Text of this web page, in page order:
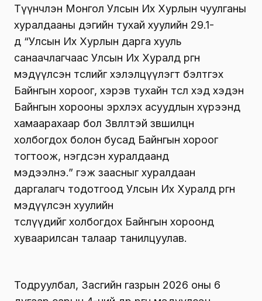
Түүнчлэн Монгол Улсын Их Хурлын чуулганы
хуралдааны дэгийн тухай хуулийн 29.1-
д “Улсын Их Хурлын дарга хууль
санаачлагчаас Улсын Их Хуралд өргөн
мэдүүлсэн төслийг хэлэлцүүлэгт бэлтгэх
Байнгын хороог, хэрэв тухайн төсөл хэд хэдэн
Байнгын хорооны эрхлэх асуудлын хүрээнд
хамаарахаар бол Зөвлөлтэй зөвшилцөн
холбогдох болон бусад Байнгын хороог
тогтоож, нэгдсэн хуралдаанд
мэдээлнэ.” гэж заасныг хуралдаан
даргалагч тодотгоод Улсын Их Хуралд өргөн
мэдүүлсэн хуулийн
төслүүдийг холбогдох Байнгын хороонд
хуваарилсан талаар танилцуулав.
Тодруулбал, Засгийн газрын 2026 оны 6